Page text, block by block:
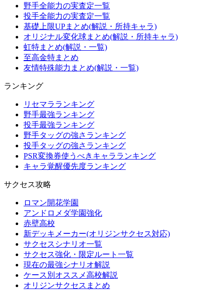
野手全能力の実査定一覧
投手全能力の実査定一覧
基礎上限UPまとめ(解説・所持キャラ)
オリジナル変化球まとめ(解説・所持キャラ)
虹特まとめ(解説・一覧)
至高金特まとめ
友情特殊能力まとめ(解説・一覧)
ランキング
リセマラランキング
野手最強ランキング
投手最強ランキング
野手タッグの強さランキング
投手タッグの強さランキング
PSR変換券使うべきキャラランキング
キャラ覚醒優先度ランキング
サクセス攻略
ロマン開花学園
アンドロメダ学園強化
赤壁高校
新デッキメーカー(オリジンサクセス対応)
サクセスシナリオ一覧
サクセス強化・限定ルート一覧
現在の最強シナリオ解説
ケース別オススメ高校解説
オリジンサクセスまとめ